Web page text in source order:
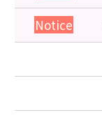
Notice